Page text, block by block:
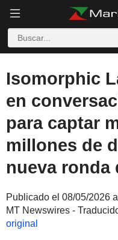
Isomorphic
en
para captar
millones de
nueva ronda
Publicado el 08/05/2026
MT Newswires -
original